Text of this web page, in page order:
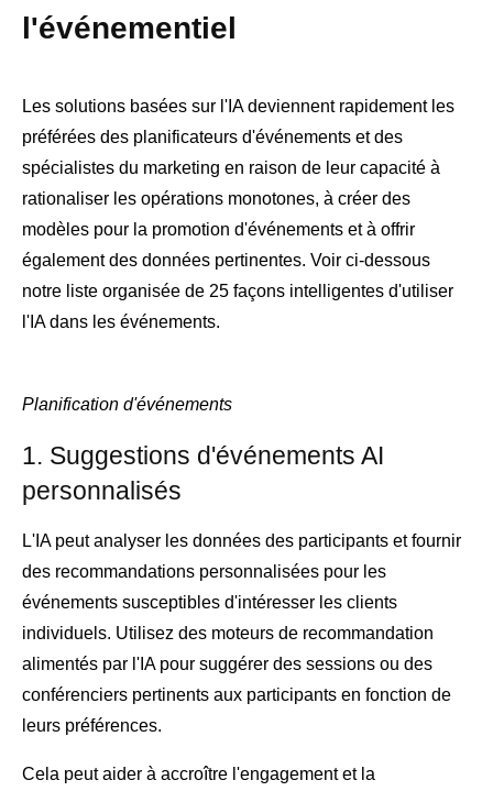
l'événementiel
Les solutions basées sur l'IA deviennent rapidement les
préférées des planificateurs d'événements et des
spécialistes du marketing en raison de leur capacité à
rationaliser les opérations monotones, à créer des
modèles pour la promotion d'événements et à offrir
également des données pertinentes. Voir ci-dessous
notre liste organisée de 25 façons intelligentes d'utiliser
l'IA dans les événements.
Planification d'événements
1. Suggestions d'événements AI
personnalisés
L'IA peut analyser les données des participants et fournir
des recommandations personnalisées pour les
événements susceptibles d'intéresser les clients
individuels. Utilisez des moteurs de recommandation
alimentés par l'IA pour suggérer des sessions ou des
conférenciers pertinents aux participants en fonction de
leurs préférences.
Cela peut aider à accroître l'engagement et la